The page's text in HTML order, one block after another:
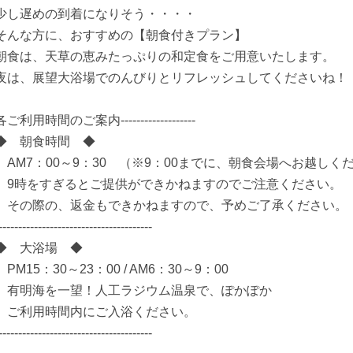
し遅めの到着になりそう・・・・
んな方に、おすすめの【朝食付きプラン】
食は、天草の恵みたっぷりの和定食をご用意いたします。
は、展望大浴場でのんびりとリフレッシュしてくださいね！
ご利用時間のご案内-------------------
朝食時間 ◆
：00～9：30 （※9：00までに、朝食会場へお越しく
をすぎるとご提供ができかねますのでご注意ください。
の際の、返金もできかねますので、予めご了承ください。
大浴場 ◆
：30～23：00 / AM6：30～9：00
明海を一望！人工ラジウム温泉で、ぽかぽか
利用時間内にご入浴ください。